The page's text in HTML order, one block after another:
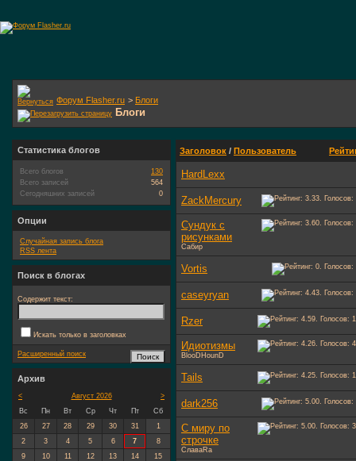
Форум Flasher.ru > Блоги
Блоги
Заголовок / Пользователь
HardLexx
ZackMercury
Сундук с
рисунками
Сабир
Vortis
caseyryan
Rzer
Идиотизмы
BlooDHounD
Tails
dark256
С миру по
строчке
СлаваRa
Статистика блогов
Всего блогов
130
Всего записей
564
Сегодняшних записей
0
Опции
Случайная запись блога
RSS лента
Поиск в блогах
Содержит текст:
Искать только в заголовках
Расширенный поиск
Архив
< >
Август 2026
Вс
Пн Вт Ср Чт Пт
Сб
26
27 28 29 30 31
1
2
3 4 5 6 7
8
9
10 11 12 13 14
15